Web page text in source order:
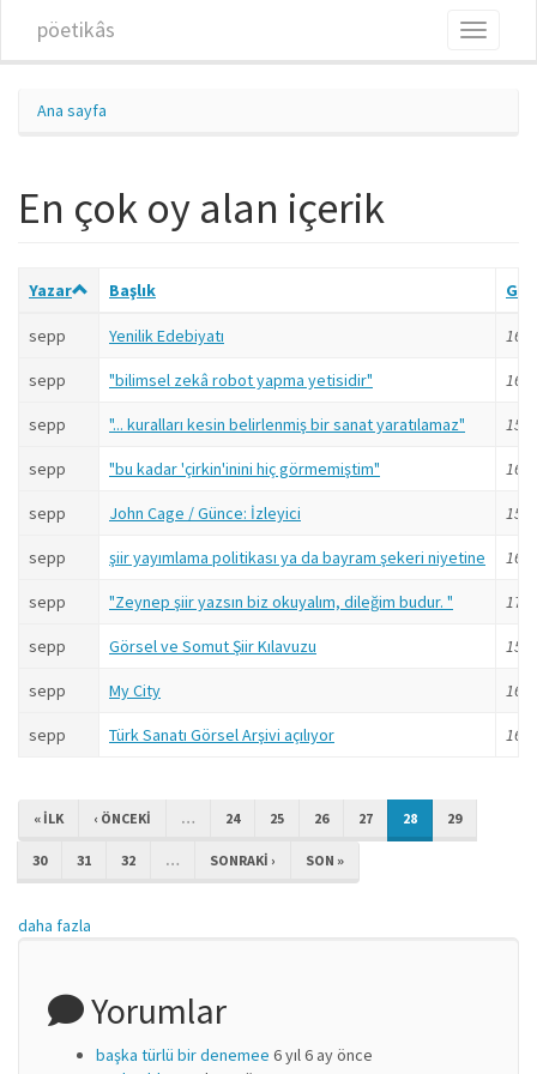
pöetikâs
Toggle
Ana sayfa
En çok oy alan içerik
Yazar Başlık
sepp Yenilik Edebiyatı 16
sepp "bilimsel zekâ robot yapma yetisidir" 16
sepp "... kuralları kesin belirlenmiş bir sanat yaratılamaz" 15
sepp "bu kadar 'çirkin'inini hiç görmemiştim" 16
sepp John Cage / Günce: İzleyici 15
sepp şiir yayımlama politikası ya da bayram şekeri niyetine 16
sepp "Zeynep şiir yazsın biz okuyalım, dileğim budur. " 17
sepp Görsel ve Somut Şiir Kılavuzu 15
sepp My City 16
sepp Türk Sanatı Görsel Arşivi açılıyor 16
« ILK ‹ ÖNCEKI … 24 25 26 27 28 29
30 31 32 … SONRAKI › SON »
daha fazla
Yorumlar
başka türlü bir denemee 6 yıl 6 ay önce